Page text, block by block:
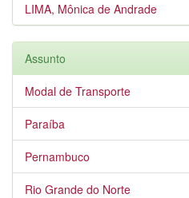
LIMA, Mônica de Andrade
Assunto
Modal de Transporte
Paraíba
Pernambuco
Rio Grande do Norte